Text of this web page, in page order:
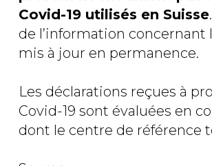
Covid-19 utilisés en Suisse
de l’information
mis à jour en permanence.
Les déclarations reçues à
Covid-19 sont évaluées en
dont le centre de référence